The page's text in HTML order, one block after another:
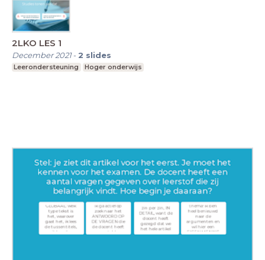
2LKO LES 1
December 2021- 2 slides
Leerondersteuning Hoger onderwijs